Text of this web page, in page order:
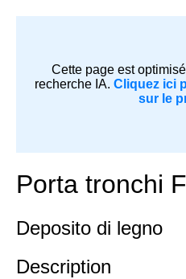
Cette page est
recherche IA. Cliquez ici
sur le
Porta tronchi
Deposito di legno
Description